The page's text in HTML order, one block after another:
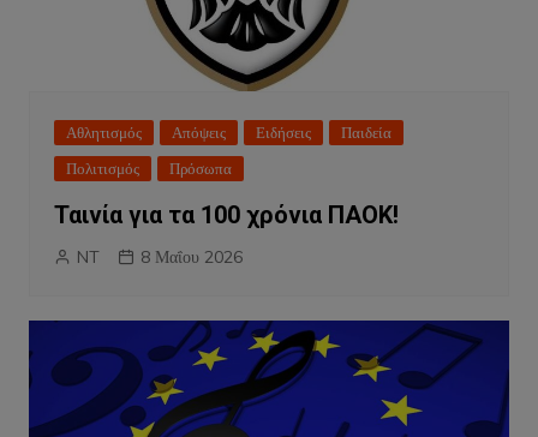
Αθλητισμός Απόψεις Ειδήσεις
Παιδεία
Πολιτισμός
Πρόσωπα
Ταινία για τα 100 χρόνια ΠΑΟΚ!
NT 8 Μαΐου 2026